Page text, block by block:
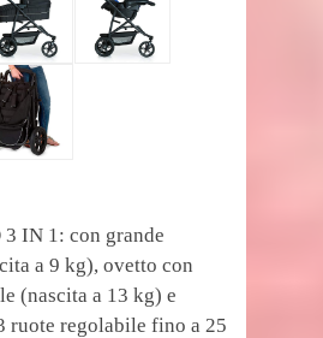
3 IN 1: con grande
a 9 kg), ovetto con
(nascita a 13 kg) e
ruote regolabile fino a 25